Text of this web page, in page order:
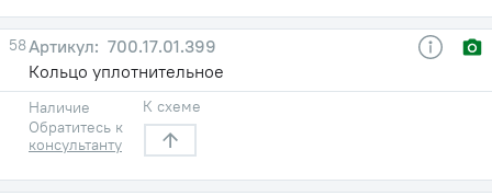
58
700.17.01.399
Кольцо уплотнительное
Наличие
Обратитесь к
консультанту
К схеме